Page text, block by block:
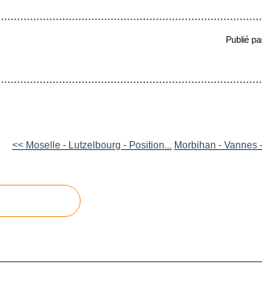
Publié
<< Moselle - Lutzelbourg - Position... Morbihan - Vannes